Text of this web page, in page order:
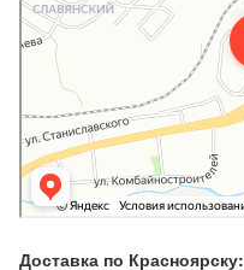
Доставка по Красноярску: